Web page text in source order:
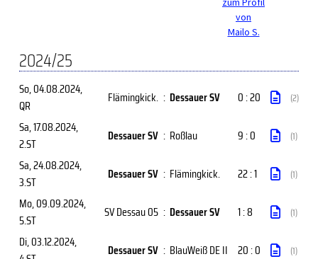
von
Mailo S.
2024/25
So, 04.08.2024,
QR
Flämingkick. : Dessauer SV 0 : 20 (2)
Sa, 17.08.2024,
2.ST
Dessauer SV : Roßlau 9 : 0 (1)
Sa, 24.08.2024,
3.ST
Dessauer SV : Flämingkick. 22 : 1 (1)
Mo, 09.09.2024,
5.ST
SV Dessau 05 : Dessauer SV 1 : 8 (1)
Di, 03.12.2024,
Dessauer SV : BlauWeiß DE II 20 : 0 (1)